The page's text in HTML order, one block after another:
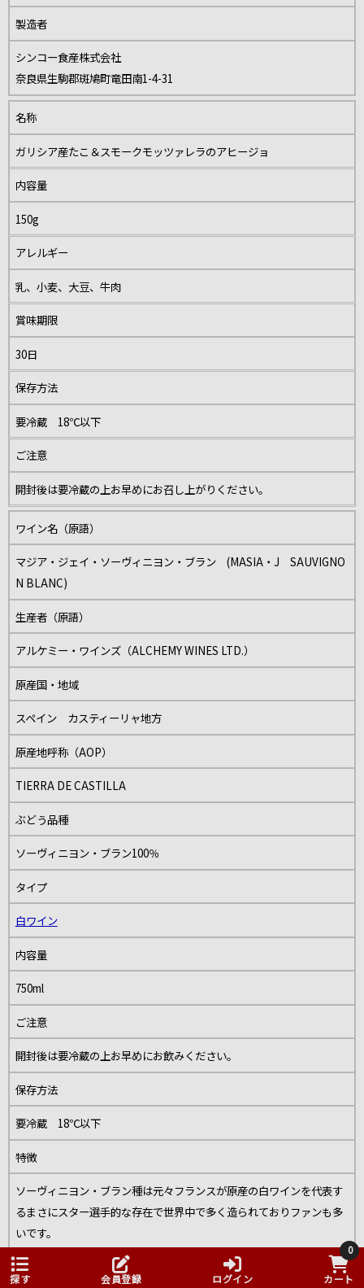
製造者
シンコー食産株式会社
奈良県生駒郡斑鳩町竜田南1-4-31
名称
ガリシア産たこ＆スモークモッツァレラのアヒージョ
内容量
150g
アレルギー
乳、小麦、大豆、牛肉
賞味期限
30日
保存方法
要冷蔵 18℃以下
ご注意
開封後は要冷蔵の上お早めにお召し上がりください。
ワイン名（原語）
マジア・ジェイ・ソーヴィニヨン・ブラン (MASIA・J SAUVIGNO
N BLANC)
生産者（原語）
アルケミー・ワインズ（ALCHEMY WINES LTD.）
原産国・地域
スペイン カスティーリャ地方
原産地呼称（AOP）
TIERRA DE CASTILLA
ぶどう品種
ソーヴィニヨン・ブラン100％
タイプ
白ワイン
内容量
750ml
ご注意
開封後は要冷蔵の上お早めにお飲みください。
保存方法
要冷蔵 18℃以下
特徴
ソーヴィニヨン・ブラン種は元々フランスが原産の白ワインを代表す
るまさにスター選手的な存在で世界中で多く造られておりファンも多
いです。
探す 会員登録 ログイン
0
カート